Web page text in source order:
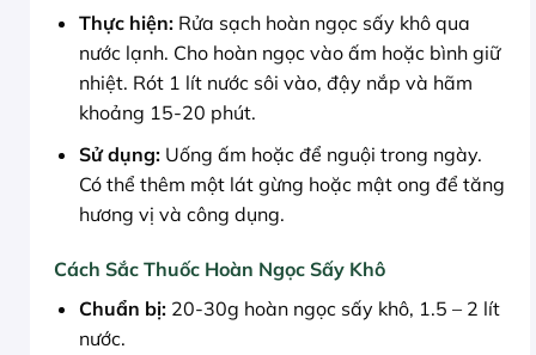
Thực hiện:Rửa sạch hoàn ngọc sấy khô qua
nước lạnh. Cho hoàn ngọc vào ấm hoặc bình giữ
nhiệt. Rót 1 lít nước sôi vào, đậy nắp và hãm
khoảng 15-20 phút.
Sử dụng:Uống ấm hoặc để nguội trong ngày.
Có thể thêm một lát gừng hoặc mật ong để tăng
hương vị và công dụng.
Cách Sắc Thuốc Hoàn Ngọc Sấy Khô
Chuẩn bị:20-30g hoàn ngọc sấy khô, 1.5 – 2 lít
nước.